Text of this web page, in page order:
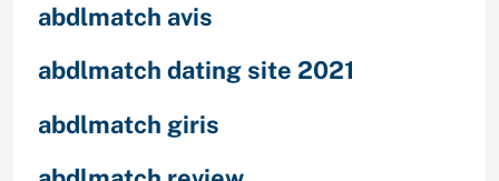
abdlmatch avis
abdlmatch dating site 2021
abdlmatch giris